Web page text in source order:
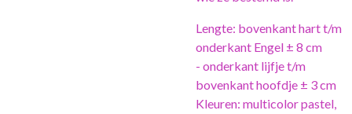
Lengte: bovenkant hart t/m
onderkant Engel ± 8 cm
- onderkant lijfje t/m
bovenkant hoofdje ± 3 cm
Kleuren: multicolor pastel,